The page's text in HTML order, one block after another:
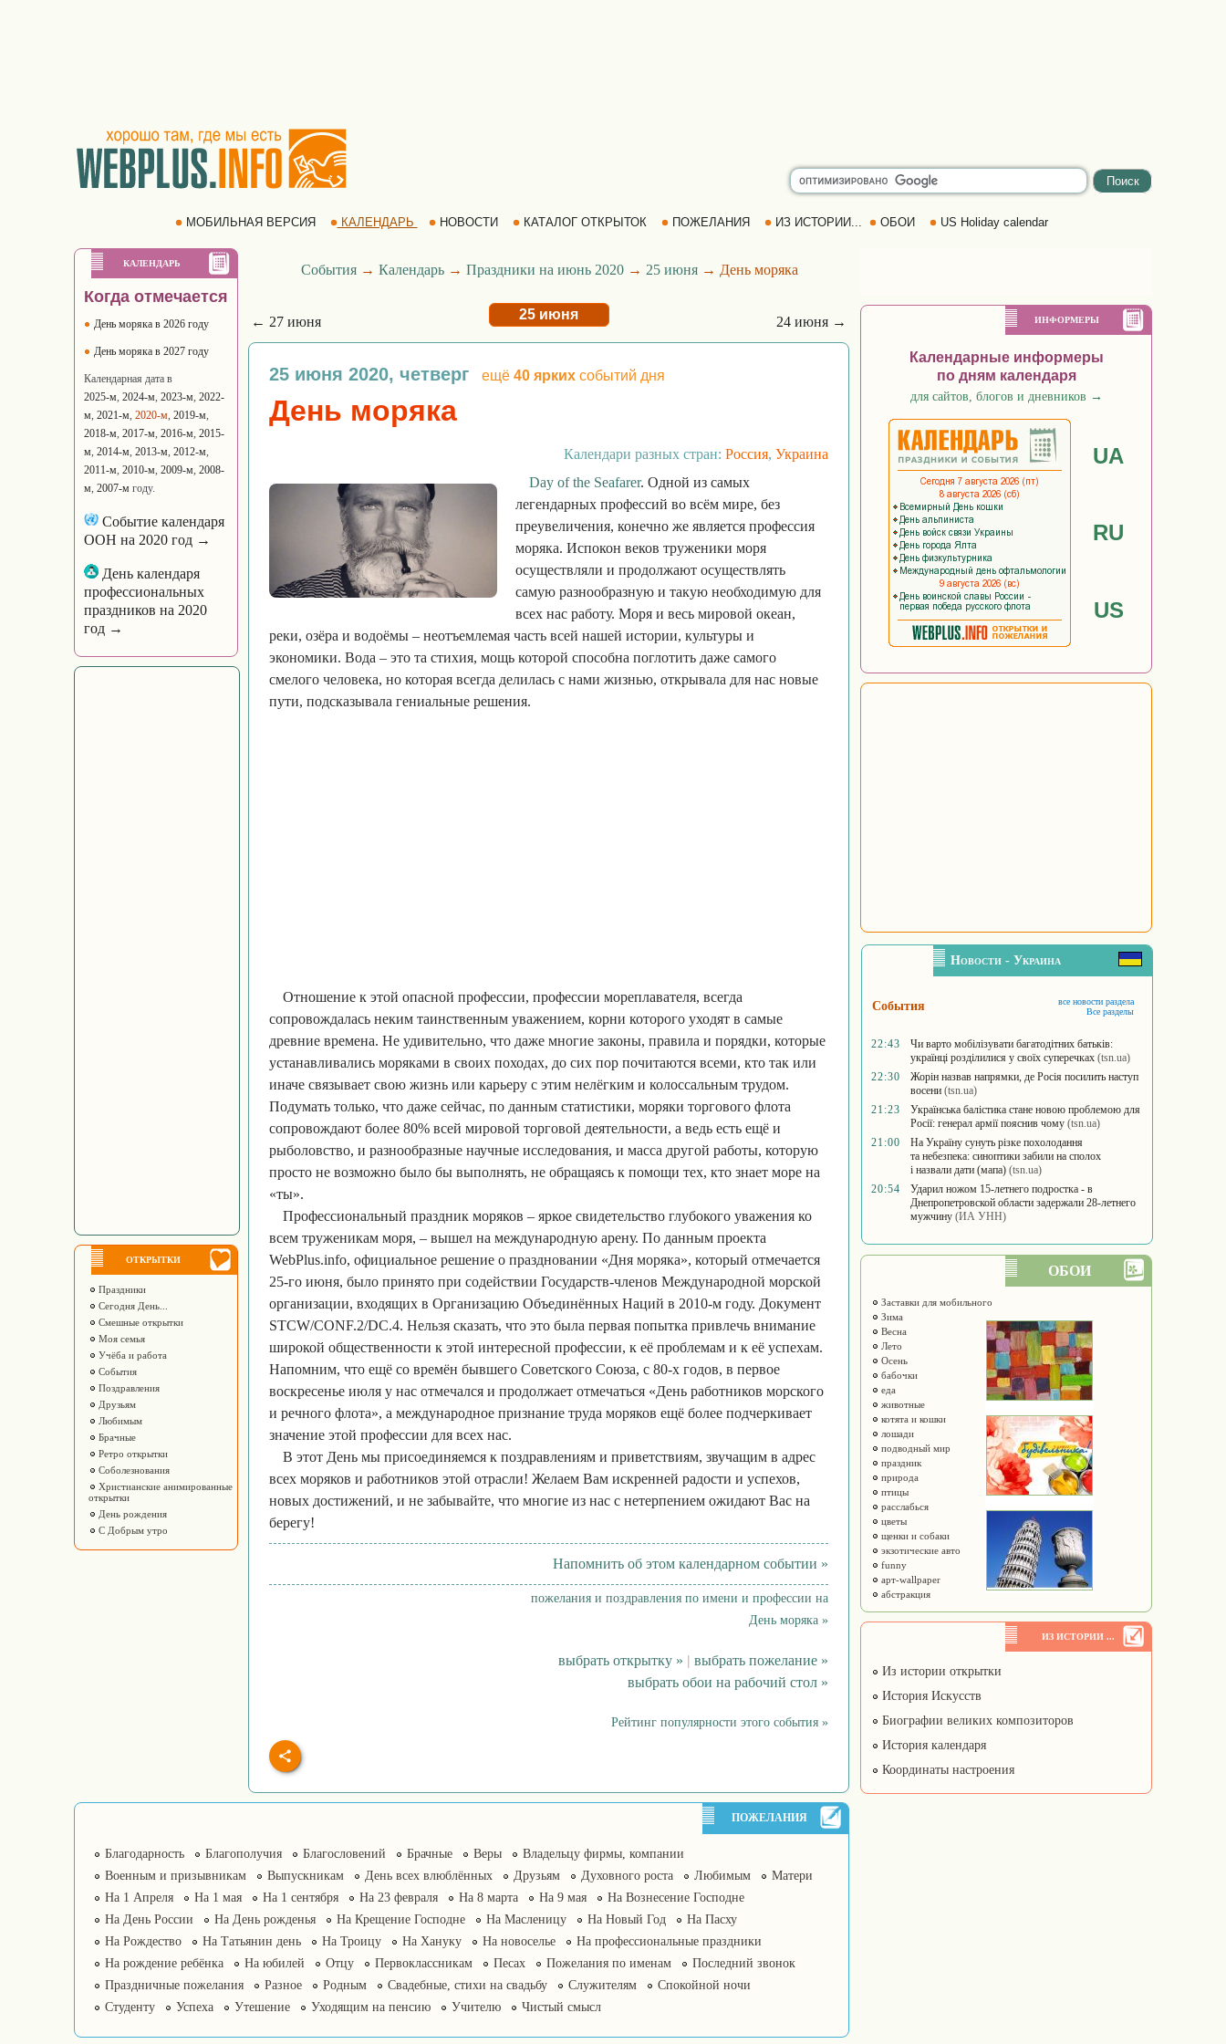
МОБИЛЬНАЯ ВЕРСИЯ КАЛЕНДАРЬ НОВОСТИ КАТАЛОГ ОТКРЫТОК ПОЖЕЛАНИЯ ИЗ ИСТОРИИ... ОБОИ US Holiday calendar
КАЛЕНДАРЬ
Когда отмечается
День моряка в 2026 году
День моряка в 2027 году
Календарная дата в
2025-м, 2024-м, 2023-м, 2022-
м, 2021-м, 2020-м, 2019-м,
2018-м, 2017-м, 2016-м, 2015-
м, 2014-м, 2013-м, 2012-м,
2011-м, 2010-м, 2009-м, 2008-
м, 2007-м году.
Событие календаря
ООН на 2020 год →
День календаря
профессиональных
праздников на 2020
год →
ОТКРЫТКИ
Праздники
Сегодня День...
Смешные открытки
Моя семья
Учёба и работа
События
Поздравления
Друзьям
Любимым
Брачные
Ретро открытки
Соболезнования
Христианские анимированные
открытки
День рождения
С Добрым утро
События→ Календарь→ Праздники на июнь 2020→ 25 июня→ День моряка
← 27 июня 25 июня 24 июня →
25 июня 2020, четверг ещё 40 ярких событий дня
День моряка
Календари разных стран: Россия, Украина
Day of the Seafarer. Одной из самых
легендарных профессий во всём мире, без
преувеличения, конечно же является профессия
моряка. Испокон веков труженики моря
осуществляли и продолжают осуществлять
самую разнообразную и такую необходимую для
всех нас работу. Моря и весь мировой океан,
реки, озёра и водоёмы – неотъемлемая часть всей нашей истории, культуры и
экономики. Вода – это та стихия, мощь которой способна поглотить даже самого
смелого человека, но которая всегда делилась с нами жизнью, открывала для нас новые
пути, подсказывала гениальные решения.
Отношение к этой опасной профессии, профессии мореплавателя, всегда
сопровождалась неким таинственным уважением, корни которого уходят в самые
древние времена. Не удивительно, что даже многие законы, правила и порядки, которые
устанавливались моряками в своих походах, до сих пор почитаются всеми, кто так или
иначе связывает свою жизнь или карьеру с этим нелёгким и колоссальным трудом.
Подумать только, что даже сейчас, по данным статистики, моряки торгового флота
сопровождают более 80% всей мировой торговой деятельности, а ведь есть ещё и
рыболовство, и разнообразные научные исследования, и масса другой работы, которую
просто не возможно было бы выполнять, не обращаясь к помощи тех, кто знает море на
«ты».
Профессиональный праздник моряков – яркое свидетельство глубокого уважения ко
всем труженикам моря, – вышел на международную арену. По данным проекта
WebPlus.info, официальное решение о праздновании «Дня моряка», который отмечается
25-го июня, было принято при содействии Государств-членов Международной морской
организации, входящих в Организацию Объединённых Наций в 2010-м году. Документ
STCW/CONF.2/DC.4. Нельзя сказать, что это была первая попытка привлечь внимание
широкой общественности к этой интересной профессии, к её проблемам и к её успехам.
Напомним, что ещё со времён бывшего Советского Союза, с 80-х годов, в первое
воскресенье июля у нас отмечался и продолжает отмечаться «День работников морского
и речного флота», а международное признание труда моряков ещё более подчеркивает
значение этой профессии для всех нас.
В этот День мы присоединяемся к поздравлениям и приветствиям, звучащим в адрес
всех моряков и работников этой отрасли! Желаем Вам искренней радости и успехов,
новых достижений, и не забывайте, что многие из нас с нетерпением ожидают Вас на
берегу!
Напомнить об этом календарном событии »
пожелания и поздравления по имени и профессии на
День моряка »
выбрать открытку » | выбрать пожелание »
выбрать обои на рабочий стол »
Рейтинг популярности этого события »
ПОЖЕЛАНИЯ
Благодарность Благополучия Благословений Брачные Веры
Владельцу фирмы, компании
Военным и призывникам
Выпускникам День всех влюблённых Друзьям Духовного роста Любимым
Матери
На 1 Апреля
На 1 мая На 1 сентября На 23 февраля На 8 марта На 9 мая
На Вознесение Господне
На День России
На День рожденья На Крещение Господне На Масленицу На Новый Год
На Пасху
На Рождество
На Татьянин день На Троицу На Хануку На новоселье
На профессиональные праздники
На рождение ребёнка
На юбилей Отцу Первоклассникам Песах Пожелания по именам
Последний звонок
Праздничные пожелания
Разное Родным Свадебные, стихи на свадьбу Служителям
Спокойной ночи
Студенту
Успеха Утешение Уходящим на пенсию Учителю Чистый смысл
ИНФОРМЕРЫ
Календарные информеры
по дням календаря
для сайтов, блогов и дневников →
UA
RU
US
Новости - Украина
События
все новости раздела
Все разделы
22:43
Чи варто мобілізувати багатодітних батьків:
українці розділилися у своїх суперечках (tsn.ua)
22:30
Жорін назвав напрямки, де Росія посилить наступ
восени (tsn.ua)
21:23
Українська балістика стане новою проблемою для
Росії: генерал армії пояснив чому (tsn.ua)
21:00
На Україну сунуть різке похолодання
та небезпека: синоптики забили на сполох
і назвали дати (мапа) (tsn.ua)
20:54
Ударил ножом 15-летнего подростка - в
Днепропетровской области задержали 28-летнего
мужчину (ИА УНН)
ОБОИ
Заставки для мобильного
Зима
Весна
Лето
Осень
бабочки
еда
животные
котята и кошки
лошади
подводный мир
праздник
природа
птицы
расслабься
цветы
щенки и собаки
экзотические авто
funny
арт-wallpaper
абстракция
ИЗ ИСТОРИИ ...
Из истории открытки
История Искусств
Биографии великих композиторов
История календаря
Координаты настроения